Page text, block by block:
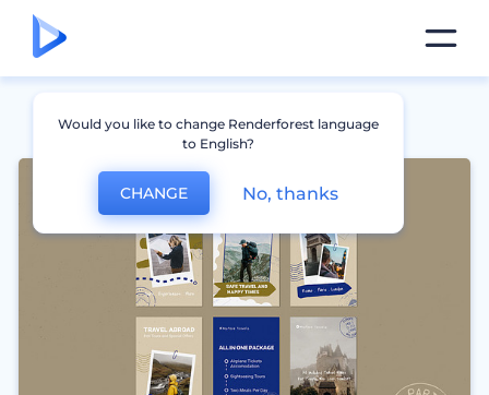
Would you like to change Renderforest language
to English?
CHANGE No, thanks